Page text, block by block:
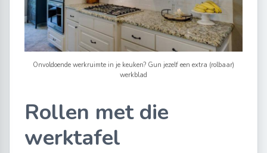
Onvoldoende werkruimte in je keuken? Gun jezelf een extra (rolbaar)
werkblad
Rollen met die
werktafel